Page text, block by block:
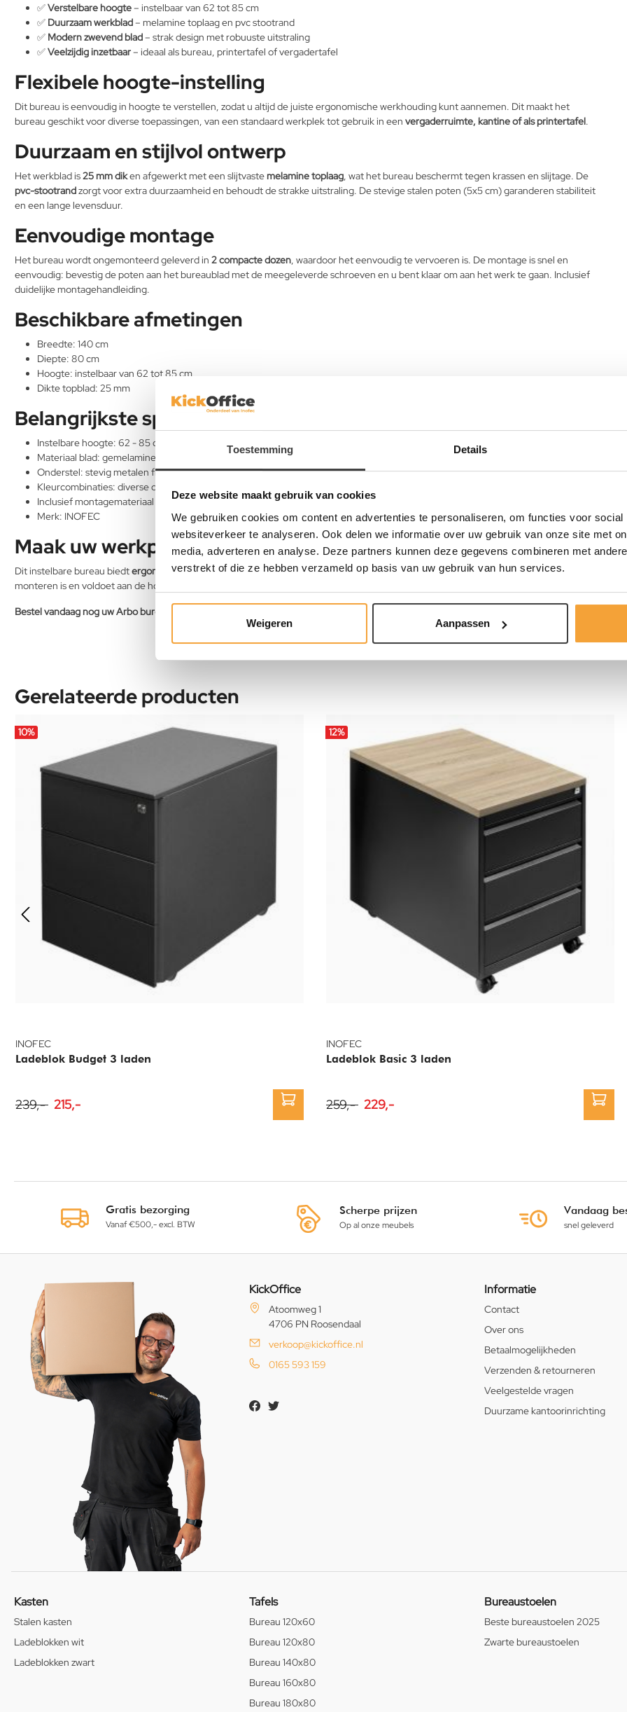
Toestemming Details
Deze website maakt gebruik van cookies
We gebruiken cookies om content en advertenties te personaliseren, om functies voor
websiteverkeer te analyseren. Ook delen we informatie over uw gebruik van onze site met
media, adverteren en analyse. Deze partners kunnen deze gegevens combineren met
verstrekt of die ze hebben verzameld op basis van uw gebruik van hun services.
Weigeren Aanpassen
✅Verstelbare hoogte– instelbaar van 62 tot 85 cm
✅ Duurzaam werkblad– melamine toplaag en pvc stootrand
✅ Modern zwevend blad– strak design met robuuste uitstraling
✅Veelzijdig inzetbaar– ideaal als bureau, printertafel of vergadertafel
Flexibele hoogte-instelling
Dit bureau is eenvoudig in hoogte te verstellen, zodat u altijd de juiste ergonomische werkhouding kunt aannemen. Dit maakt het
bureau geschikt voor diverse toepassingen, van een standaard werkplek tot gebruik in een vergaderruimte, kantine of als printertafel.
Duurzaam en stijlvol ontwerp
Het werkblad is25 mm diken afgewerkt met een slijtvastemelamine toplaag, wat het bureau beschermt tegen krassen en slijtage. De
pvc-stootrandzorgt voor extra duurzaamheid en behoudt de strakke uitstraling. De stevige stalen poten (5x5 cm) garanderen stabiliteit
en een lange levensduur.
Eenvoudige montage
Het bureau wordt ongemonteerd geleverd in 2 compacte dozen, waardoor het eenvoudig te vervoeren is. De montage is snel en
eenvoudig: bevestig de poten aan het bureaublad met de meegeleverde schroeven en u bent klaar om aan het werk te gaan. Inclusief
duidelijke montagehandleiding.
Beschikbare afmetingen
Breedte: 140 cm
Diepte: 80 cm
Hoogte: instelbaar van 62 tot 85 cm
Dikte topblad: 25 mm
Belangrijkste specificaties
Instelbare hoogte: 62 - 85 cm
Materiaal blad: gemelamineerd spaanplaat met pvc-stootrand
Onderstel: stevig metalen frame (poten 5x5 cm)
Kleurcombinaties: diverse opties beschikbaar
Inclusief montagemateriaal en handleiding
Merk: INOFEC
Maak uw werkplek compleet
Dit instelbare bureau biedtergonomie, flexibiliteit en een strak design. Perfect voor wie een verstelbaar bureau zoekt dat eenvoudig te
monteren is en voldoet aan de hoogste Arbo-normen. Geschikt voor kantoren, flexplekken en thuiswerkplekken.
Bestel vandaag nog uw Arbo bureau Smart en werk comfortabel en ergonomisch!
Gerelateerde producten
10%
INOFEC
Ladeblok Budget 3 laden
239,- 215,-
12%
INOFEC
Ladeblok Basic 3 laden
259,- 229,-
Gratis bezorging
Vanaf €500,- excl. BTW
Scherpe prijzen
Op al onze meubels
Vandaag
snel geleverd
KickOffice
Atoomweg 1
4706 PN Roosendaal
verkoop@kickoffice.nl
0165 593 159
Informatie
Contact
Over ons
Betaalmogelijkheden
Verzenden & retourneren
Veelgestelde vragen
Duurzame kantoorinrichting
Kasten
Stalen kasten
Ladeblokken wit
Ladeblokken zwart
Tafels
Bureau 120x60
Bureau 120x80
Bureau 140x80
Bureau 160x80
Bureau 180x80
Bureaustoelen
Beste bureaustoelen 2025
Zwarte bureaustoelen